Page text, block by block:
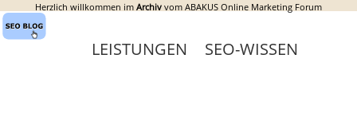
Herzlich willkommen im Archiv vom ABAKUS Online Marketing Forum
LEISTUNGEN SEO-WISSEN